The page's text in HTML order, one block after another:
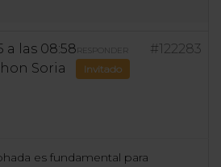
a las 08:58 #122283
RESPONDER
Soria Invitado
es fundamental para